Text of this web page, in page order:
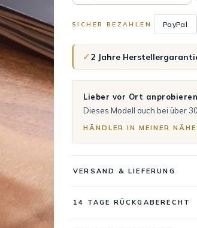
SICHER BEZAHLEN PayPal
✓2 Jahre
Lieber vor Ort
Dieses Modell auch bei über
HÄNDLER IN MEINER
VERSAND & LIEFERUNG
14 TAGE RÜCKGABERECHT